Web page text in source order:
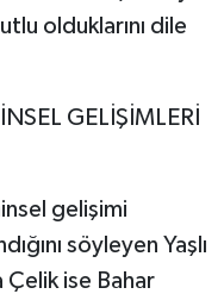
olduklarını dile
GELİŞİMLERİ
gelişimi
söyleyen Yaşlı
ise Bahar